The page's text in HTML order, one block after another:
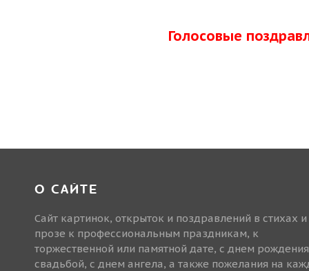
Голосовые
О САЙТЕ
Сайт картинок, открыток и поздравлений в стихах и
прозе к профессиональным праздникам, к
торжественной или памятной дате, с днем
свадьбой, с днем ангела, а также пожелания на